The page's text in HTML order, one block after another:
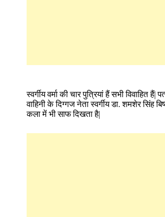
स्वर्गीय वर्मा की चार पुत्रियां हैं सभी विवाहित
वाहिनी के दिग्गज नेता स्वर्गीय डा. शमशेर
कला में भी साफ दिखता है|